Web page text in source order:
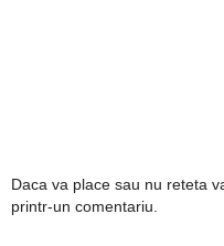
Daca va place sau nu reteta
printr-un comentariu.